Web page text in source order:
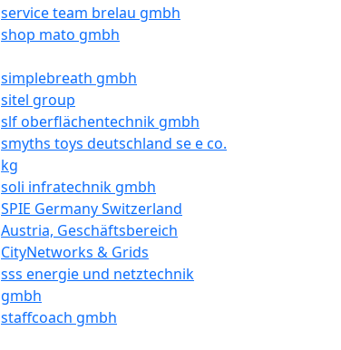
service team brelau gmbh
shop mato gmbh
simplebreath gmbh
sitel group
slf oberflächentechnik gmbh
smyths toys deutschland se e co.
kg
soli infratechnik gmbh
SPIE Germany Switzerland
Austria, Geschäftsbereich
CityNetworks & Grids
sss energie und netztechnik
gmbh
staffcoach gmbh